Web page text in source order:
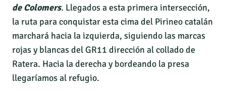
de Colomers. Llegados a esta primera intersección,
la ruta para conquistar esta cima del Pirineo catalán
marchará hacia la izquierda, siguiendo las marcas
rojas y blancas del GR11 dirección al collado de
Ratera. Hacia la derecha y bordeando la presa
llegaríamos al refugio.